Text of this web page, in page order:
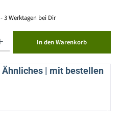
3 Werktagen bei Dir
In den Warenkorb
| mit bestellen